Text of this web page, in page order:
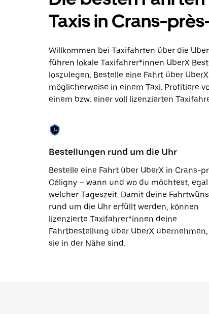
zu
interagieren
und
auszuwählen.
Drücke
die
Escape-
Taste,
um
den
zu
schließen.
Taxis in Crans-
Willkommen bei Taxifahrten über die
führen lokale Taxifahrer*innen UberX
loszulegen. Bestelle eine Fahrt über
möglicherweise in einem Taxi. Profitiere
einem bzw. einer voll lizenzierten
Bestellungen rund um die Uhr
Bestelle eine Fahrt über UberX in Crans-
Céligny – wann und wo du möchtest, egal
welcher Tageszeit. Damit deine
rund um die Uhr erfüllt werden, können
lizenzierte Taxifahrer*innen deine
Fahrtbestellung über UberX
sie in der Nähe sind.